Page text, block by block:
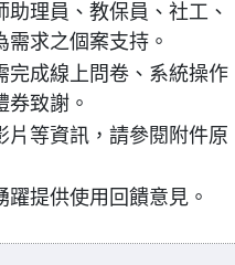
理員、教保員、社工、
求之個案支持。
完成線上問卷、系統操作
致謝。
片等資訊，請參閱附件原
提供使用回饋意見。